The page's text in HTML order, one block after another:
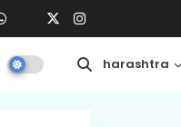
Central Maharashtra